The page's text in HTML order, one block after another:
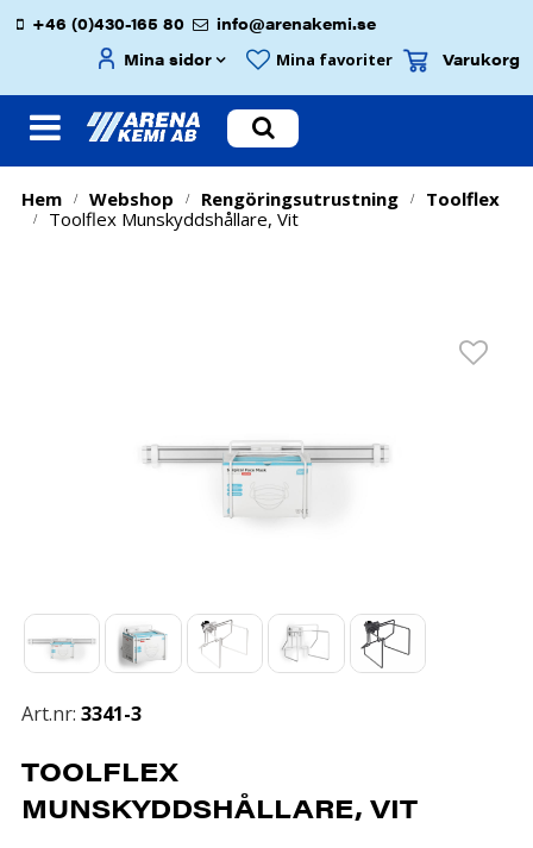
+46 (0)430-165 80
info@arenakemi.se
Mina sidor
Mina favoriter Varukorg
Hem / Webshop / Rengöringsutrustning / Toolflex
/ Toolflex Munskyddshållare, Vit
Art.nr: 3341-3
TOOLFLEX
MUNSKYDDSHÅLLARE, VIT